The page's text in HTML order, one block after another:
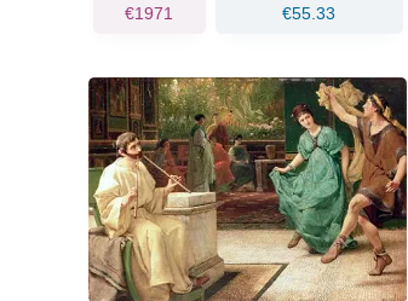
€1971
€55.33